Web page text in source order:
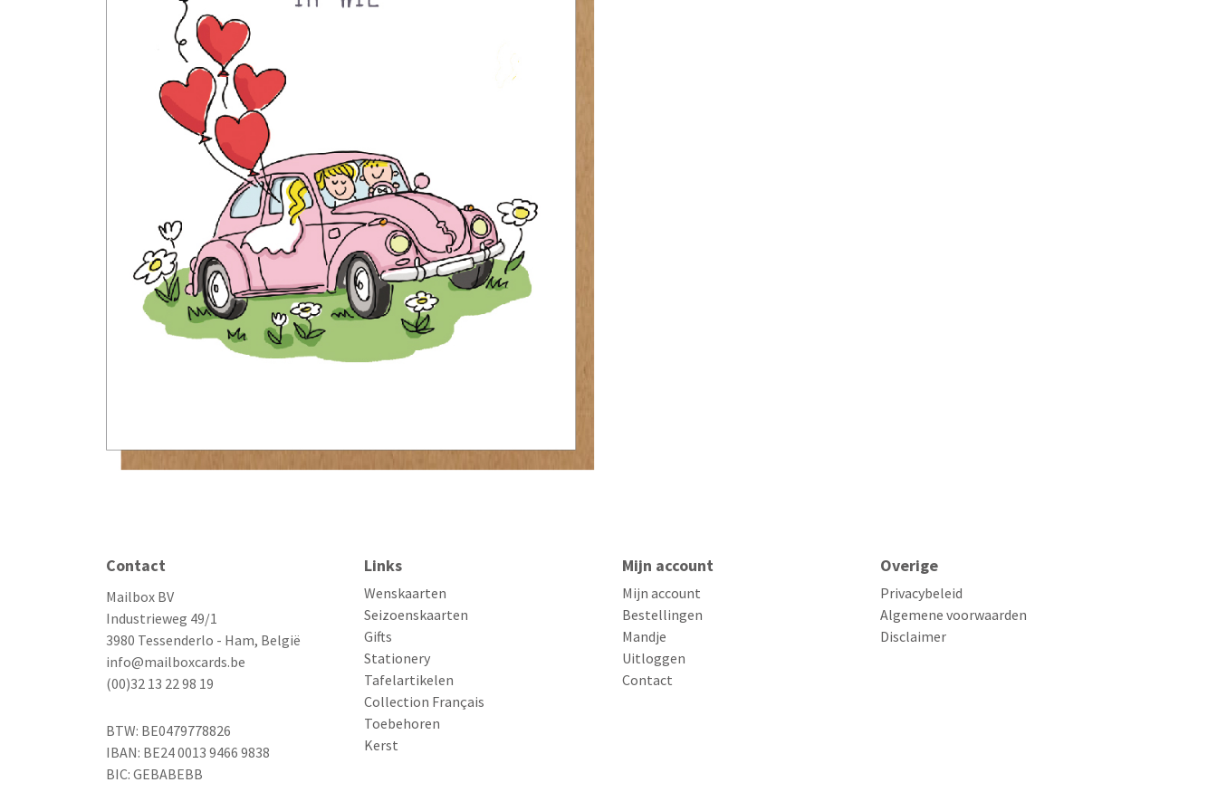
Contact
Mailbox BV
Industrieweg 49/1
3980 Tessenderlo - Ham, België
info@mailboxcards.be
(00)32 13 22 98 19
BTW: BE0479778826
IBAN: BE24 0013 9466 9838
BIC: GEBABEBB
Links
Wenskaarten
Seizoenskaarten
Gifts
Stationery
Tafelartikelen
Collection Français
Toebehoren
Kerst
Mijn account
Mijn account
Bestellingen
Mandje
Uitloggen
Contact
Overige
Privacybeleid
Algemene voorwaarden
Disclaimer